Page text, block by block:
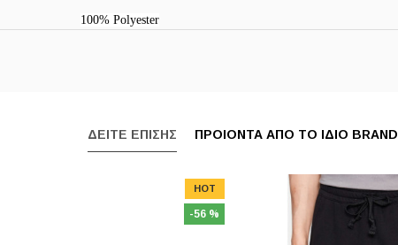
100% Polyester
ΔΕΙΤΕ ΕΠΙΣΗΣ ΠΡΟΙΟΝΤΑ ΑΠΟ ΤΟ ΙΔΙΟ BRAND
HOT
-56 %